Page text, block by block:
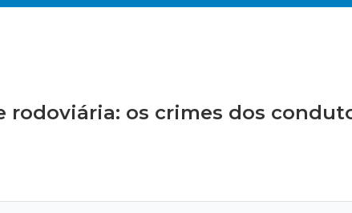
os crimes dos